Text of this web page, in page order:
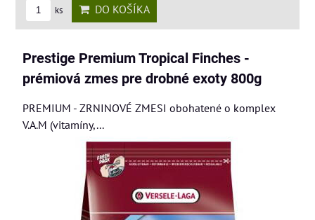
ks DO KOŠÍKA
Prestige Premium Tropical Finches -
prémiová zmes pre drobné exoty 800g
PREMIUM - ZRNINOVÉ ZMESI obohatené o komplex
V.A.M (vitamíny,...